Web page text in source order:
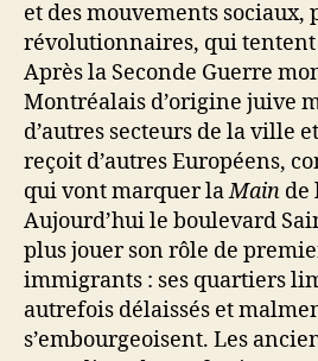
et des mouvements sociaux,
révolutionnaires, qui tentent
Après la Seconde Guerre
Montréalais d’origine juive
d’autres secteurs de la ville
reçoit d’autres Européens,
qui vont marquer laMain de
Aujourd’hui le boulevard
plus jouer son rôle de
immigrants : ses quartiers
autrefois délaissés et
s’embourgeoisent. Les